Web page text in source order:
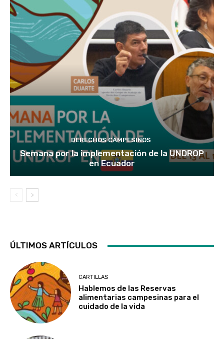
DERECHOS CAMPESINOS
Semana por la implementación de la UNDROP
en Ecuador
ÚLTIMOS ARTÍCULOS
CARTILLAS
Hablemos de las Reservas
alimentarias campesinas para el
cuidado de la vida